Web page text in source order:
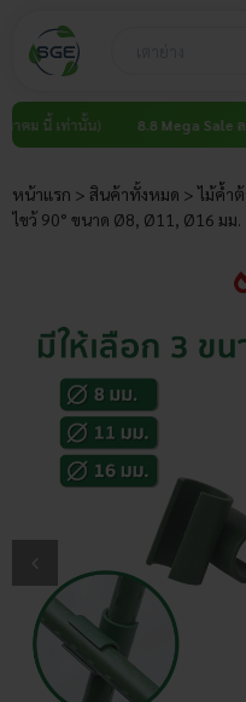
content
ท่านั้น) 8.8 Mega Sale ลดสูงสุด
หน้าแรก > สินค้าทั้งหมด >ไม้ค้ำ
ไขว้ 90° ขนาด Ø8, Ø11, Ø16 มม.